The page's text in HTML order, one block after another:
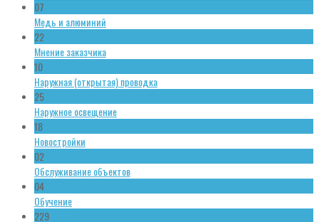
07
Медь и алюминий
22
Мнение заказчика
10
Наружная (открытая) проводка
25
Наружное освещение
18
Новостройки
02
Обслуживание объектов
04
Обучение
229